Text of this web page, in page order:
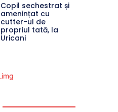
Copil sechestrat și
amenințat cu
cutter-ul de
propriul tată, la
Uricani